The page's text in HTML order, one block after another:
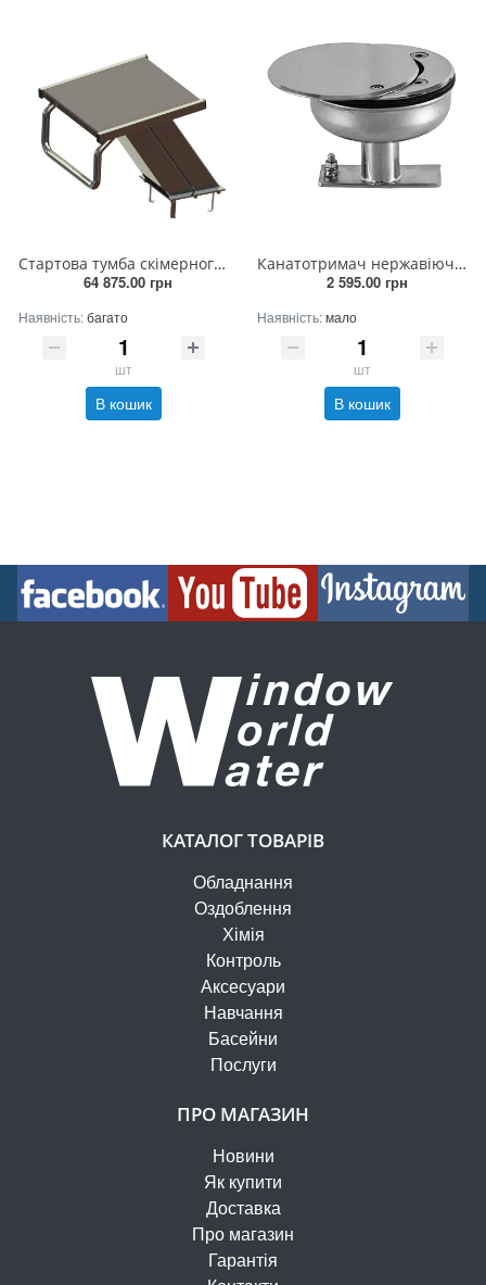
Стартова тумба скiмерного басейну h 400 мм
64 875.00 грн
Наявність:багато
шт
В кошик
Канатотримач нержавіюча сталь
2 595.00 грн
Наявність:мало
шт
В кошик
КАТАЛОГ ТОВАРІВ
Обладнання
Оздоблення
Хімія
Контроль
Аксесуари
Навчання
Басейни
Послуги
ПРО МАГАЗИН
Новини
Як купити
Доставка
Про магазин
Гарантія